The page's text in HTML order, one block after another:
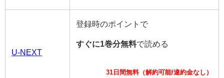
U-NEXT
登録時のポイントで
すぐに1巻分無料で読める
31日間無料（解約可能/違約金なし）